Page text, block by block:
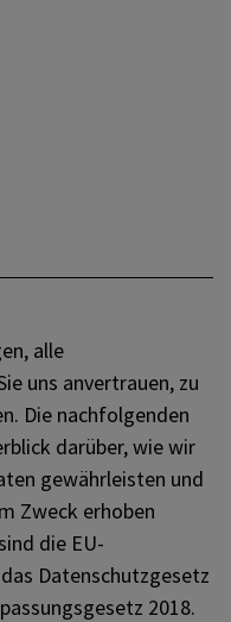
alle
uns anvertrauen, zu
Die nachfolgenden
darüber, wie wir
gewährleisten und
Zweck erhoben
die EU-
Datenschutzgesetz
2018.